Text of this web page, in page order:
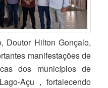
Doutor Hilton Gonçalo,
manifestações de
dos municípios de
Açu , fortalecendo